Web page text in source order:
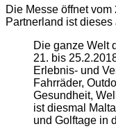
Die Messe öffnet
Partnerland ist
Die ganze Welt
21. bis
Erlebnis- und
Fahrräder,
Gesundheit,
ist diesmal
und Golftage in